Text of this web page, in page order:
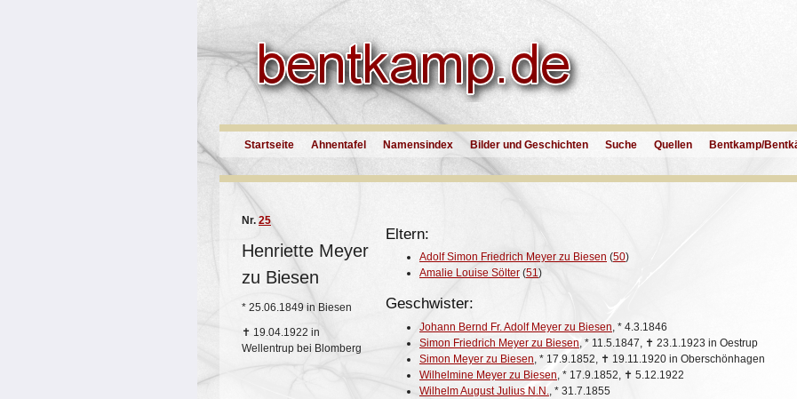
Startseite Ahnentafel Namensindex Bilder und Geschichten Suche Quellen Bentkamp/
Nr. 25
Henriette Meyer
zu Biesen
* 25.06.1849 in Biesen
✝ 19.04.1922 in
Wellentrup bei Blomberg
Eltern:
Adolf Simon Friedrich Meyer zu Biesen (50)
Amalie Louise Sölter (51)
Geschwister:
Johann Bernd Fr. Adolf Meyer zu Biesen * 4.3.1846
Simon Friedrich Meyer zu Biesen * 11.5.1847, ✝ 23.1.1923 in Oestrup
Simon Meyer zu Biesen * 17.9.1852, ✝ 19.11.1920 in Oberschönhagen
Wilhelmine Meyer zu Biesen * 17.9.1852, ✝ 5.12.1922
Wilhelm August Julius N.N.
* 31.7.1855